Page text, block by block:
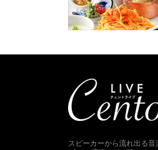
スピーカーから流れ出る